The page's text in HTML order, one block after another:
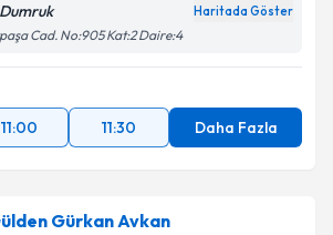
işlenmesine ilişkin
ve kişisel verilerimin belirtilen
işlenmesini kabul ediyorum.
Haritada Göster
Cad. No:905 Kat:2 Daire:4
11:00 11:30 Daha Fazla
Gürkan Avkan